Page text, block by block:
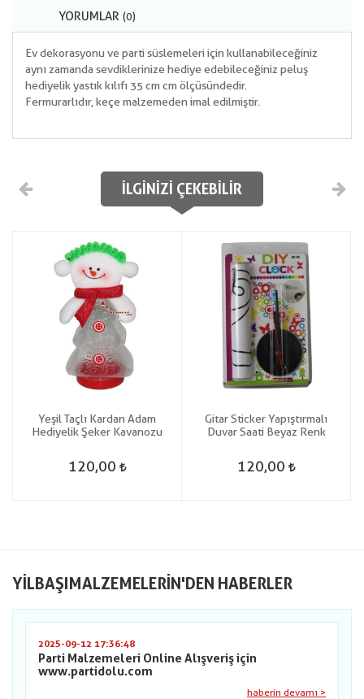
YORUMLAR (0)
Ev dekorasyonu ve parti süslemeleri için kullanabileceğiniz
aynı zamanda sevdiklerinize hediye edebileceğiniz peluş
hediyelik yastık kılıfı 35 cm cm ölçüsündedir.
Fermurarlıdır, keçe malzemeden imal edilmiştir.
İLGINIZI ÇEKEBILIR
Yeşil Taçlı Kardan Adam
Hediyelik Şeker Kavanozu
120,00
Gitar Sticker Yapıştırmalı
Duvar Saati Beyaz Renk
120,00
YILBAŞIMALZEMELERIN'DEN HABERLER
2025-09-12 17:36:48
Parti Malzemeleri Online Alışveriş için
www.partidolu.com
haberin devamı >